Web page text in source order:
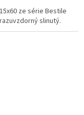
ze série Bestile
slinutý.